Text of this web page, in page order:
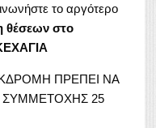
το αργότερο
θέσεων στο
ΠΡΕΠΕΙ ΝΑ
ΣΥΜΜΕΤΟΧΗΣ 25